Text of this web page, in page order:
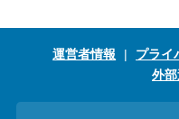
法2選
運営者情報 プライ
外